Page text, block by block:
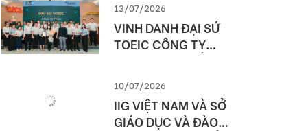
Partner Summit –
GPS) 2026
13/07/2026
VINH DANH ĐẠI SỨ
TOEIC CÔNG TY
ĐẮK LẮK (SIMEXCO
DAKLAK)
10/07/2026
IIG VIỆT NAM VÀ SỞ
GIÁO DỤC VÀ ĐÀO